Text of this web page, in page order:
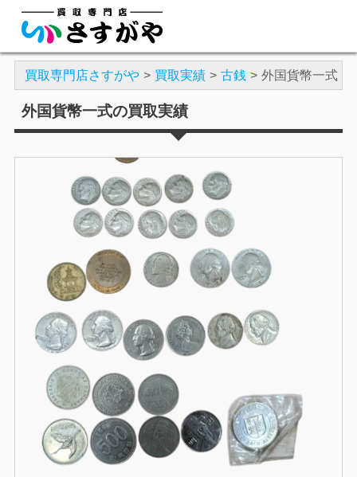
買取専門店さすがや 買取実績 古銭 外国貨幣一式
外国貨幣一式の買取実績